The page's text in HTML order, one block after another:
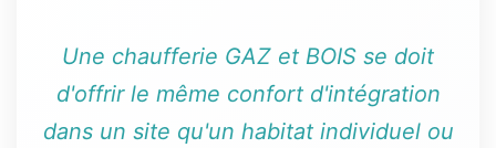
Une chaufferie GAZ et BOIS se doit
d'offrir le même confort d'intégration
dans un site qu'un habitat individuel ou